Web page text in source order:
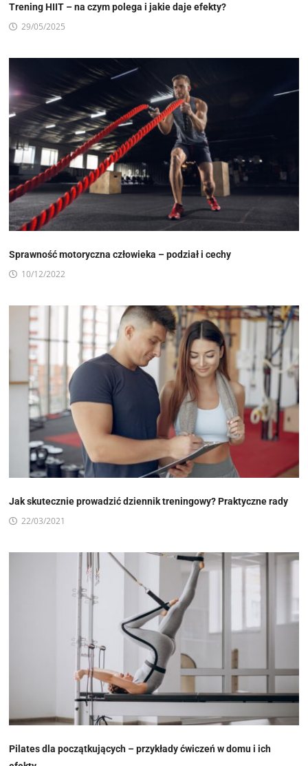
Trening HIIT – na czym polega i jakie daje efekty?
29/05/2025
Sprawność motoryczna człowieka – podział i cechy
10/12/2022
Jak skutecznie prowadzić dziennik treningowy? Praktyczne rady
22/03/2021
Pilates dla początkujących – przykłady ćwiczeń w domu i ich